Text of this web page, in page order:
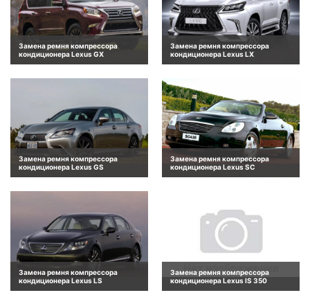
Замена ремня компрессора
кондиционера Lexus GX
Замена ремня компрессора
кондиционера Lexus LX
Замена ремня компрессора
кондиционера Lexus GS
Замена ремня компрессора
кондиционера Lexus SC
Замена ремня компрессора
кондиционера Lexus LS
Замена ремня компрессора
кондиционера Lexus IS 350